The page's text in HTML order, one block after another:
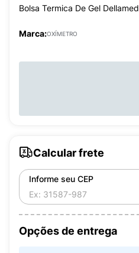
Bolsa Termica De Gel Dellamed
Marca:OXÍMETRO
Calcular frete
Informe seu CEP
Opções de entrega